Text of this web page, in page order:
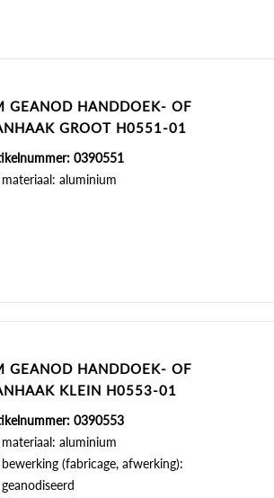
GEANOD HANDDOEK- OF
GROOT H0551-01
0390551
materiaal: aluminium
GEANOD HANDDOEK- OF
KLEIN H0553-01
0390553
materiaal: aluminium
bewerking (fabricage, afwerking):
geanodiseerd